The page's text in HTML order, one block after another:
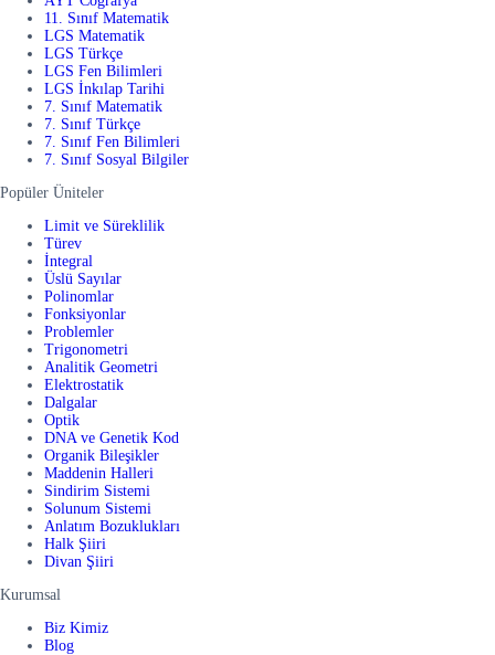
11. Sınıf Matematik
LGS Matematik
LGS Türkçe
LGS Fen Bilimleri
LGS İnkılap Tarihi
7. Sınıf Matematik
7. Sınıf Türkçe
7. Sınıf Fen Bilimleri
7. Sınıf Sosyal Bilgiler
Popüler Üniteler
Limit ve Süreklilik
Türev
İntegral
Üslü Sayılar
Polinomlar
Fonksiyonlar
Problemler
Trigonometri
Analitik Geometri
Elektrostatik
Dalgalar
Optik
DNA ve Genetik Kod
Organik Bileşikler
Maddenin Halleri
Sindirim Sistemi
Solunum Sistemi
Anlatım Bozuklukları
Halk Şiiri
Divan Şiiri
Kurumsal
Biz Kimiz
Blog